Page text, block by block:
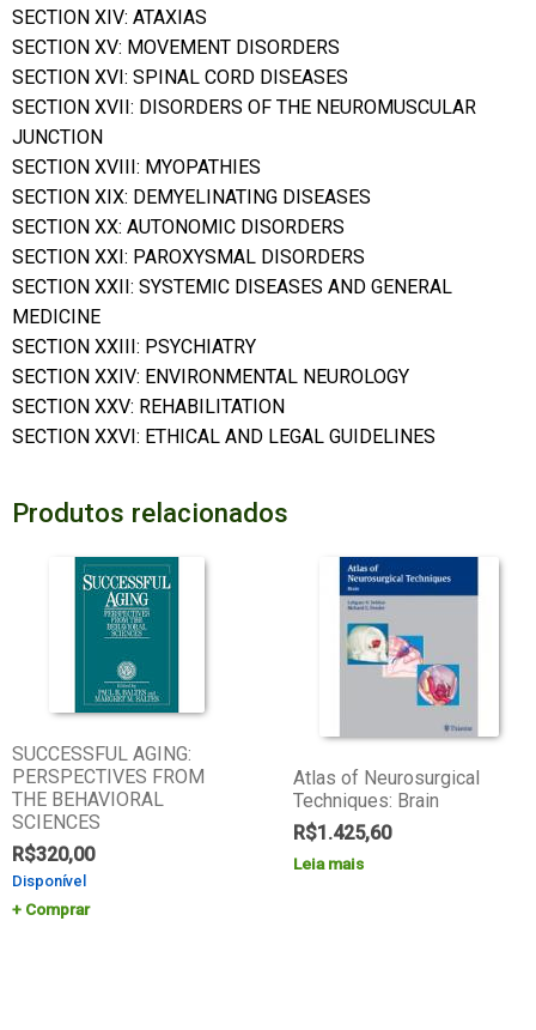
SECTION XIV: ATAXIAS
SECTION XV: MOVEMENT DISORDERS
SECTION XVI: SPINAL CORD DISEASES
SECTION XVII: DISORDERS OF THE NEUROMUSCULAR
JUNCTION
SECTION XVIII: MYOPATHIES
SECTION XIX: DEMYELINATING DISEASES
SECTION XX: AUTONOMIC DISORDERS
SECTION XXI: PAROXYSMAL DISORDERS
SECTION XXII: SYSTEMIC DISEASES AND GENERAL
MEDICINE
SECTION XXIII: PSYCHIATRY
SECTION XXIV: ENVIRONMENTAL NEUROLOGY
SECTION XXV: REHABILITATION
SECTION XXVI: ETHICAL AND LEGAL GUIDELINES
Produtos relacionados
SUCCESSFUL AGING:
PERSPECTIVES FROM
THE BEHAVIORAL
SCIENCES
R$320,00
Disponível
Comprar
Atlas of Neurosurgical
Techniques: Brain
R$1.425,60
Leia mais